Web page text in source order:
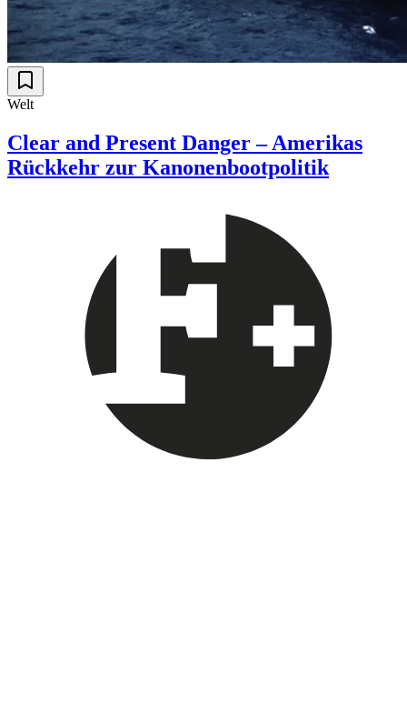
Welt
Clear and Present Danger – Amerikas
Rückkehr zur Kanonenbootpolitik